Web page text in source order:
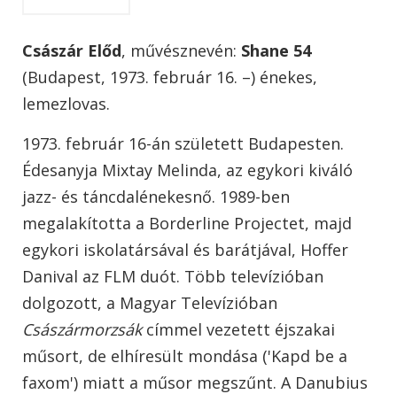
Császár Előd, művésznevén: Shane 54
(Budapest, 1973. február 16. –) énekes,
lemezlovas.
1973. február 16-án született Budapesten.
Édesanyja Mixtay Melinda, az egykori kiváló
jazz- és táncdalénekesnő. 1989-ben
megalakította a Borderline Projectet, majd
egykori iskolatársával és barátjával, Hoffer
Danival az FLM duót. Több televízióban
dolgozott, a Magyar Televízióban
Császármorzsákcímmel vezetett éjszakai
műsort, de elhíresült mondása ('Kapd be a
faxom') miatt a műsor megszűnt. A Danubius